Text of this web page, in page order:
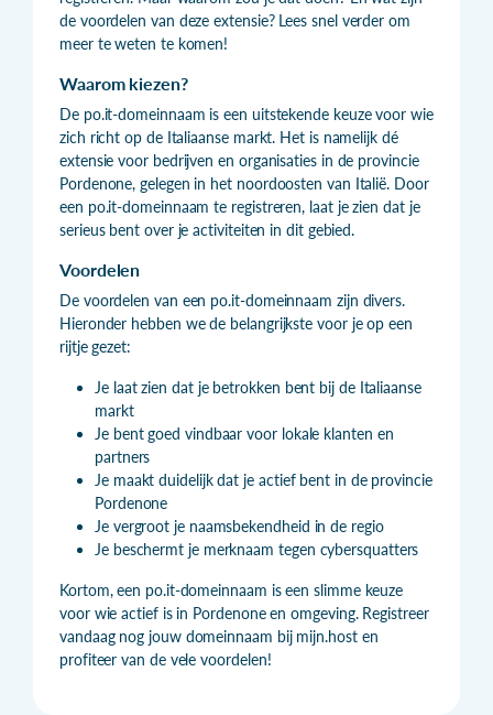
de voordelen van deze extensie? Lees snel verder om
meer te weten te komen!
Waarom kiezen?
De po.it-domeinnaam is een uitstekende keuze voor wie
zich richt op de Italiaanse markt. Het is namelijk dé
extensie voor bedrijven en organisaties in de provincie
Pordenone, gelegen in het noordoosten van Italië. Door
een po.it-domeinnaam te registreren, laat je zien dat je
serieus bent over je activiteiten in dit gebied.
Voordelen
De voordelen van een po.it-domeinnaam zijn divers.
Hieronder hebben we de belangrijkste voor je op een
rijtje gezet:
Je laat zien dat je betrokken bent bij de Italiaanse
markt
Je bent goed vindbaar voor lokale klanten en
partners
Je maakt duidelijk dat je actief bent in de provincie
Pordenone
Je vergroot je naamsbekendheid in de regio
Je beschermt je merknaam tegen cybersquatters
Kortom, een po.it-domeinnaam is een slimme keuze
voor wie actief is in Pordenone en omgeving. Registreer
vandaag nog jouw domeinnaam bij mijn.host en
profiteer van de vele voordelen!